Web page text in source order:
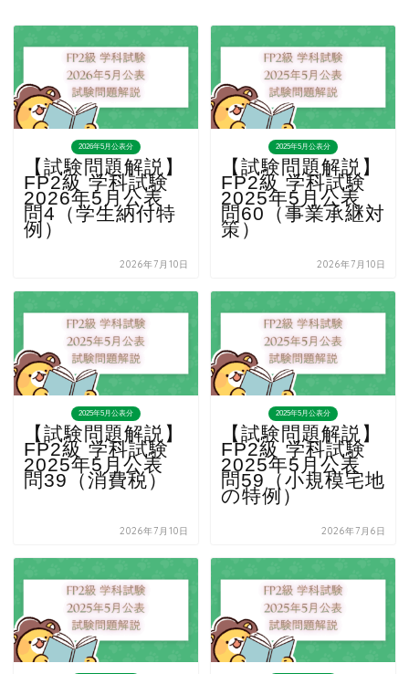
2026年5月公表分
【試験問題解説】
FP2級 学科試験
2026年5月公表
問4（学生納付特
例）
2026年7月10日
2025年5月公表分
【試験問題解説】
FP2級 学科試験
2025年5月公表
問60（事業承継対
策）
2026年7月10日
2025年5月公表分
【試験問題解説】
FP2級 学科試験
2025年5月公表
問39（消費税）
2026年7月10日
2025年5月公表分
【試験問題解説】
FP2級 学科試験
2025年5月公表
問59（小規模宅地
の特例）
2026年7月6日